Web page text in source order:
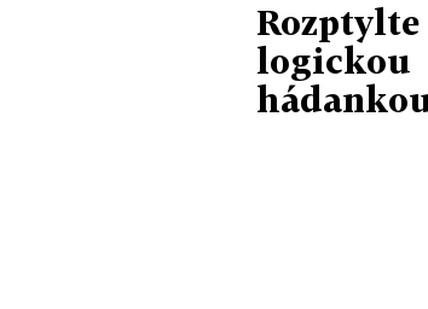
Rozptylte
logickou